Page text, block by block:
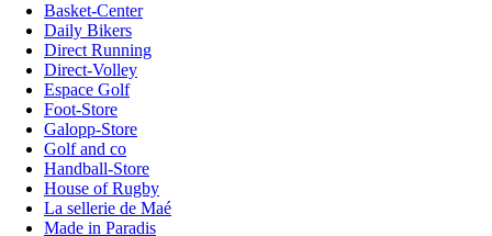
Basket-Center
Daily Bikers
Direct Running
Direct-Volley
Espace Golf
Foot-Store
Galopp-Store
Golf and co
Handball-Store
House of Rugby
La sellerie de Maé
Made in Paradis